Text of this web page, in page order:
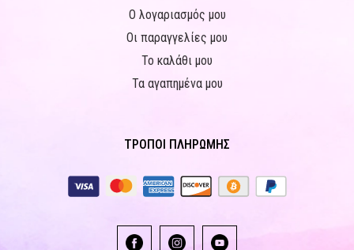
Ο λογαριασμός μου
Οι παραγγελίες μου
Το καλάθι μου
Τα αγαπημένα μου
ΤΡΟΠΟΙ ΠΛΗΡΩΜΗΣ